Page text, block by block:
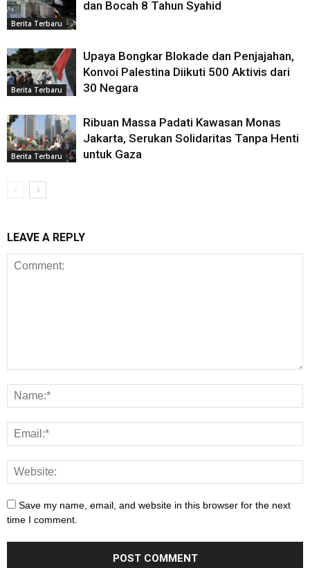
Berita Terbaru
dan Bocah 8 Tahun Syahid
Berita Terbaru
Upaya Bongkar Blokade dan Penjajahan,
Konvoi Palestina Diikuti 500 Aktivis dari
30 Negara
Berita Terbaru
Ribuan Massa Padati Kawasan Monas
Jakarta, Serukan Solidaritas Tanpa Henti
untuk Gaza
LEAVE A REPLY
Save my name, email, and website in this browser for the next
time I comment.